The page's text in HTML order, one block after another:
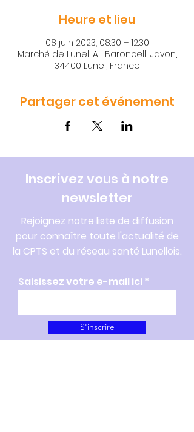
Heure et lieu
08 juin 2023, 08:30 – 12:30
Marché de Lunel, All. Baroncelli Javon,
34400 Lunel, France
Partager cet événement
Inscrivez vous à notre
newsletter
Rejoignez notre liste de diffusion
pour connaître toute l'actualité de
la CPTS et du réseau santé Lunellois.
Saisissez votre e-mail ici
S'inscrire